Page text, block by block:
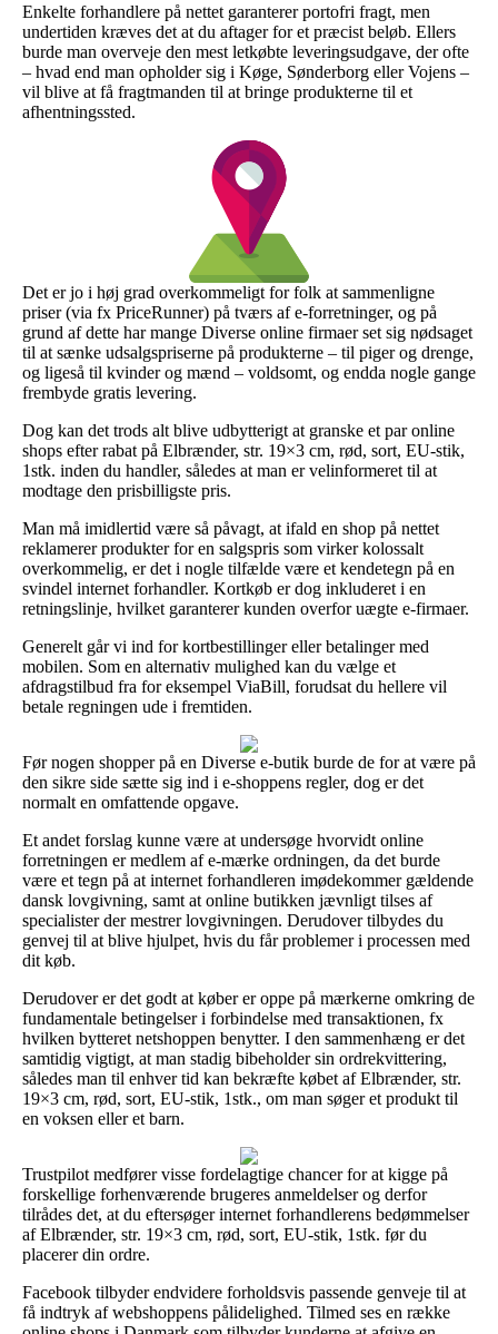
Enkelte forhandlere på nettet garanterer portofri fragt, men
undertiden kræves det at du aftager for et præcist beløb. Ellers
burde man overveje den mest letkøbte leveringsudgave, der ofte
– hvad end man opholder sig i Køge, Sønderborg eller Vojens –
vil blive at få fragtmanden til at bringe produkterne til et
afhentningssted.
Det er jo i høj grad overkommeligt for folk at sammenligne
priser (via fx PriceRunner) på tværs af e-forretninger, og på
grund af dette har mange Diverse online firmaer set sig nødsaget
til at sænke udsalgspriserne på produkterne – til piger og drenge,
og ligeså til kvinder og mænd – voldsomt, og endda nogle gange
frembyde gratis levering.
Dog kan det trods alt blive udbytterigt at granske et par online
shops efter rabat på Elbrænder, str. 19×3 cm, rød, sort, EU-stik,
1stk. inden du handler, således at man er velinformeret til at
modtage den prisbilligste pris.
Man må imidlertid være så påvagt, at ifald en shop på nettet
reklamerer produkter for en salgspris som virker kolossalt
overkommelig, er det i nogle tilfælde være et kendetegn på en
svindel internet forhandler. Kortkøb er dog inkluderet i en
retningslinje, hvilket garanterer kunden overfor uægte e-firmaer.
Generelt går vi ind for kortbestillinger eller betalinger med
mobilen. Som en alternativ mulighed kan du vælge et
afdragstilbud fra for eksempel ViaBill, forudsat du hellere vil
betale regningen ude i fremtiden.
Før nogen shopper på en Diverse e-butik burde de for at være på
den sikre side sætte sig ind i e-shoppens regler, dog er det
normalt en omfattende opgave.
Et andet forslag kunne være at undersøge hvorvidt online
forretningen er medlem af e-mærke ordningen, da det burde
være et tegn på at internet forhandleren imødekommer gældende
dansk lovgivning, samt at online butikken jævnligt tilses af
specialister der mestrer lovgivningen. Derudover tilbydes du
genvej til at blive hjulpet, hvis du får problemer i processen med
dit køb.
Derudover er det godt at køber er oppe på mærkerne omkring de
fundamentale betingelser i forbindelse med transaktionen, fx
hvilken bytteret netshoppen benytter. I den sammenhæng er det
samtidig vigtigt, at man stadig bibeholder sin ordrekvittering,
således man til enhver tid kan bekræfte købet af Elbrænder, str.
19×3 cm, rød, sort, EU-stik, 1stk., om man søger et produkt til
en voksen eller et barn.
Trustpilot medfører visse fordelagtige chancer for at kigge på
forskellige forhenværende brugeres anmeldelser og derfor
tilrådes det, at du eftersøger internet forhandlerens bedømmelser
af Elbrænder, str. 19×3 cm, rød, sort, EU-stik, 1stk. før du
placerer din ordre.
Facebook tilbyder endvidere forholdsvis passende genveje til at
få indtryk af webshoppens pålidelighed. Tilmed ses en række